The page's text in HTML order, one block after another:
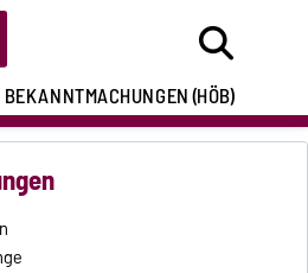
BEKANNTMACHUNGEN(HÖB)